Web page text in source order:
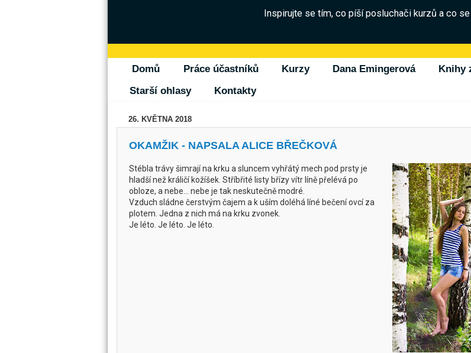
Inspirujte se tím, co píší posluchači kurzů a co se
Domů Práce účastníků Kurzy Dana Emingerová Knihy
Starší ohlasy
Kontakty
26. KVĚTNA 2018
OKAMŽIK - NAPSALA ALICE BŘEČKOVÁ
Stébla trávy šimrají na krku a sluncem vyhřátý mech pod prsty je
hladší než králičí kožíšek. Stříbřité listy břízy vítr líně přelévá po
obloze, a nebe… nebe je tak neskutečně modré.
Vzduch sládne čerstvým čajem a k uším doléhá líné bečení ovcí za
plotem. Jedna z nich má na krku zvonek.
Je léto. Je léto. Je léto.